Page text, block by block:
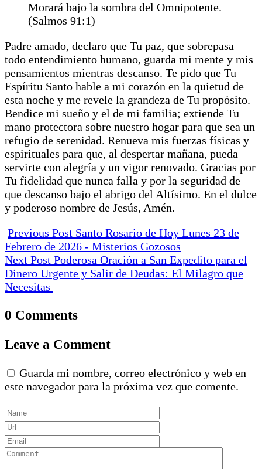
Morará bajo la sombra del Omnipotente.
(Salmos 91:1)
Padre amado, declaro que Tu paz, que sobrepasa
todo entendimiento humano, guarda mi mente y mis
pensamientos mientras descanso. Te pido que Tu
Espíritu Santo hable a mi corazón en la quietud de
esta noche y me revele la grandeza de Tu propósito.
Bendice mi sueño y el de mi familia; extiende Tu
mano protectora sobre nuestro hogar para que sea un
refugio de serenidad. Renueva mis fuerzas físicas y
espirituales para que, al despertar mañana, pueda
servirte con alegría y un vigor renovado. Gracias por
Tu fidelidad que nunca falla y por la seguridad de
que descanso bajo el abrigo del Altísimo. En el dulce
y poderoso nombre de Jesús, Amén.
Previous Post Santo Rosario de Hoy Lunes 23 de
Febrero de 2026 - Misterios Gozosos
Next Post Poderosa Oración a San Expedito para el
Dinero Urgente y Salir de Deudas: El Milagro que
Necesitas
0 Comments
Leave a Comment
Guarda mi nombre, correo electrónico y web en
este navegador para la próxima vez que comente.